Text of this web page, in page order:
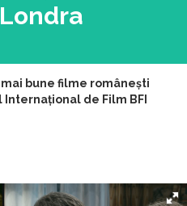
bune filme românești
de Film BFI